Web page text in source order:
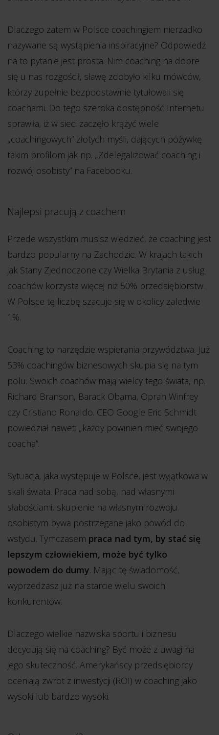
Dlaczego zatem w Polsce coachingiem nierzadko
nazywane są wystąpienia inspiracyjne? Odpowiedź
na to pytanie jest prosta. Nim coaching na dobre
się u nas rozgościł, sławę zdobyło kilku mówców,
którzy zupełnie bezpodstawnie tytułowali się
coachami. Do tego szeroka dostępność Internetu
sprawiła, iż w sieci zaczęło krążyć wiele
„coachingowych” złotych myśli, dających pożywkę
takim profilom jak np. „Zdelegalizować coaching i
rozwój osobisty” na Facebooku.
Najlepsi pracują z coachem
Przede wszystkim musisz wiedzieć, że coaching jest
bardzo popularny na Zachodzie. W krajach takich
jak Stany Zjednoczone czy Wielka Brytania z usług
coachów korzysta więcej niż 50% przedsiębiorstw.
W Polsce tę liczbę szacuje się w okolicy zaledwie
1%.
Coaching to narzędzie wspierania przywództwa. Już
53% coachingów biznesowych skupia się na tym
polu. Swoich coachów mają wielcy tego świata, np.
Richard Branson, Barack Obama, Oprah Winfrey
czy Cristiano Ronaldo. CEO Google Eric Schmidt
powiedział nawet: „każdy powinien mieć swojego
coacha”.
Sytuacja, jaka występuje w Polsce, jest wyjątkowa w
skali świata. Praca nad sobą, nad własnymi
słabościami, skupienie na własnym rozwoju
osobistym bywa postrzegane jako powód do
wstydu. Tymczasem praca nad tym, by stać się
lepszym człowiekiem, może być tylko
powodem do dumy. Mając tę świadomość,
wyprzedzasz już na starcie wielu swoich
konkurentów.
Dlaczego wielkie nazwiska sportu i biznesu
decydują się na coaching? Być może z uwagi na
jego skuteczność. Amerykańscy przedsiębiorcy
oceniają zwrot z inwestycji (ROI) w coaching jako
wysoki lub bardzo wysoki.